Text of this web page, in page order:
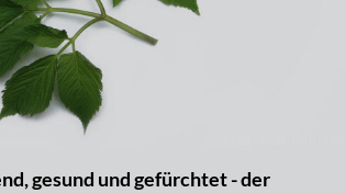
gesund und gefürchtet - der